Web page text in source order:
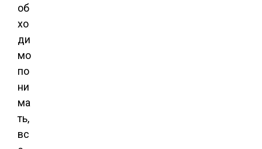
об
хо
ди
мо
по
ни
ма
ть,
вс